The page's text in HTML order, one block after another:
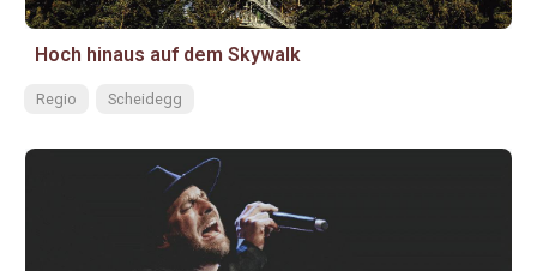
Hoch hinaus auf dem Skywalk
Regio Scheidegg